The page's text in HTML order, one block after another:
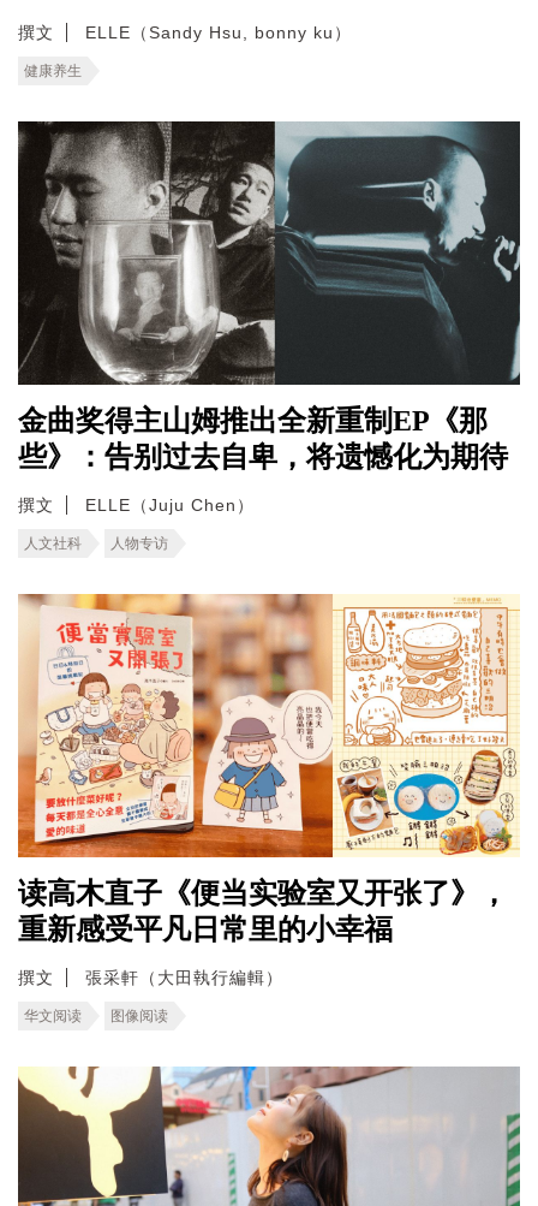
撰文 ELLE（Sandy Hsu, bonny ku）
健康养生
金曲奖得主山姆推出全新重制EP《那
些》：告别过去自卑，将遗憾化为期待
撰文 ELLE（Juju Chen）
人文社科 人物专访
读高木直子《便当实验室又开张了》，
重新感受平凡日常里的小幸福
撰文 張采軒（大田執行編輯）
华文阅读 图像阅读